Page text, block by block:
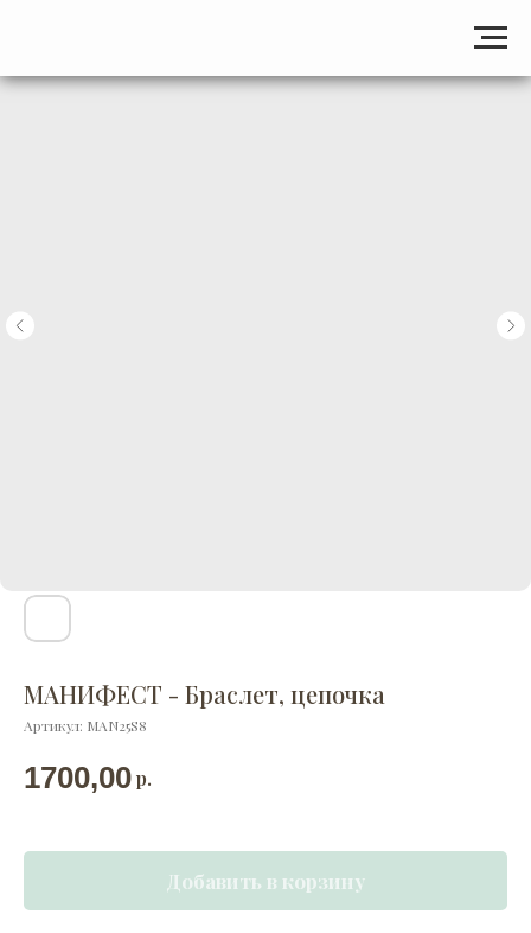
МАНИФЕСТ - Браслет, цепочка
Артикул: MAN25S8
1700,00р.
Добавить в корзину